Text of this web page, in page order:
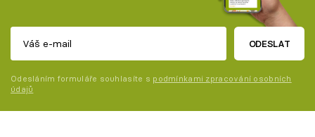
ODESLAT
Odesláním formuláře souhlasíte s podmínkami zpracování osobních
údajů